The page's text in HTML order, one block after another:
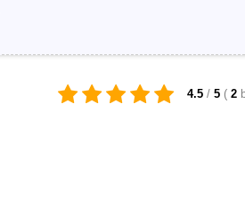
4.5 / 5 ( 2